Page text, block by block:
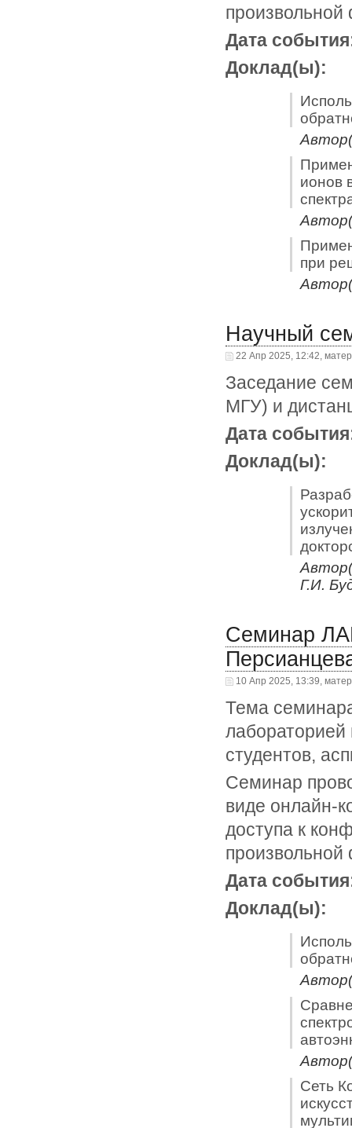
Дата
Доклад(ы):
ионов
при
Научный
22 Апр 2025, 12:42,
Заседание
МГУ) и
Дата
Доклад(ы):
Г.И.
Семинар
10 Апр 2025, 13:39,
Тема
студентов,
Семинар
виде онлайн-
доступа к
Дата
Доклад(ы):
Сеть